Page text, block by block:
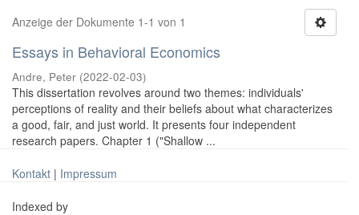
Anzeige der Dokumente 1-1 von 1
Essays in Behavioral Economics
Andre, Peter (2022-02-03)
This dissertation revolves around two themes: individuals'
perceptions of reality and their beliefs about what characterizes
a good, fair, and just world. It presents four independent
research papers. Chapter 1 ("Shallow ...
Kontakt | Impressum
Indexed by